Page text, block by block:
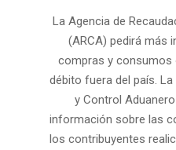
17La Agencia de
(ARCA) pedirá más
compras y consumos
débito fuera del país.
y Control
información sobre las
los contribuyentes